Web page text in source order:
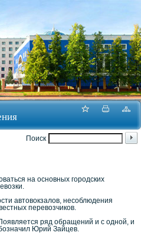
Поиск
на основных городских
автовокзалов, несоблюдения
перевозчиков.
ряд обращений и с одной, и
Юрий Зайцев.